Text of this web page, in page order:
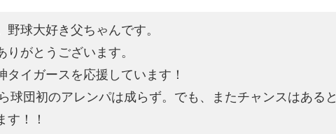
球大好き父ちゃんです。
がとうございます。
タイガースを応援しています！
球団初のアレンパは成らず。でも、またチャンスはあると
す！！